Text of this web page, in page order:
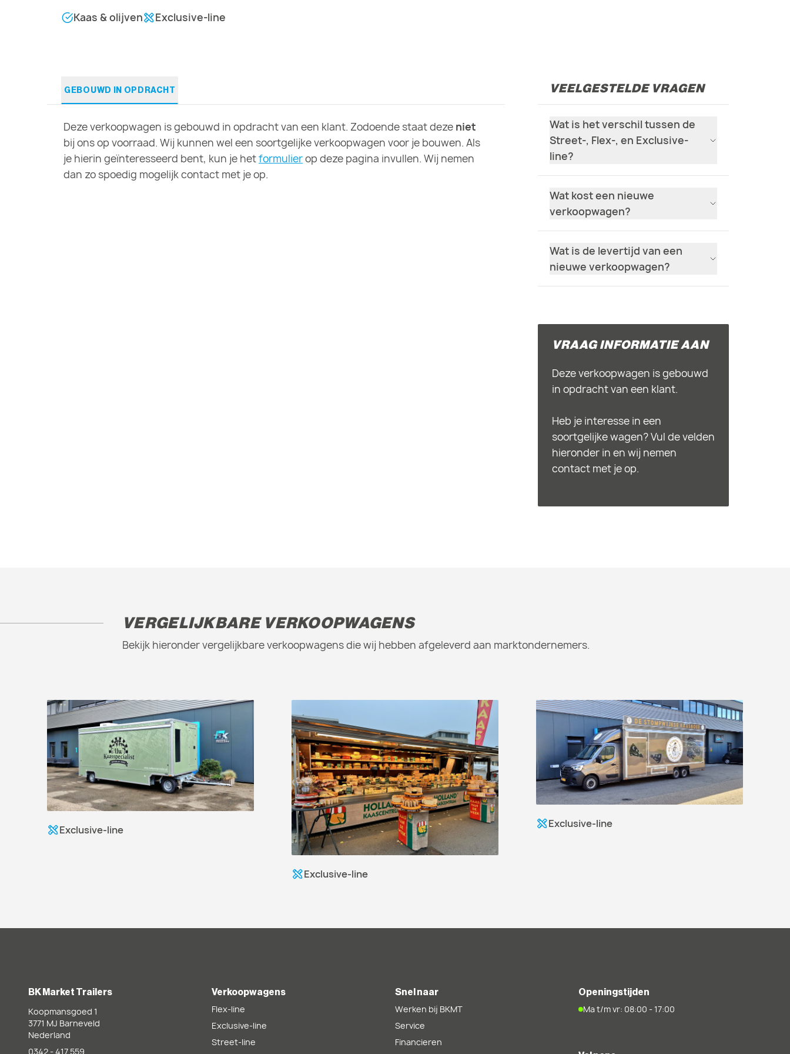
Kaas & olijven Exclusive-line
GEBOUWD IN OPDRACHT
Deze verkoopwagen is gebouwd in opdracht van een klant. Zodoende staat deze niet
bij ons op voorraad. Wij kunnen wel een soortgelijke verkoopwagen voor je bouwen. Als
je hierin geïnteresseerd bent, kun je hetformulierop deze pagina invullen. Wij nemen
dan zo spoedig mogelijk contact met je op.
VEELGESTELDE VRAGEN
Wat is het verschil tussen de
Street-, Flex-, en Exclusive-
line?
Wat kost een nieuwe
verkoopwagen?
Wat is de levertijd van een
nieuwe verkoopwagen?
VRAAG INFORMATIE AAN
Deze verkoopwagen is gebouwd
in opdracht van een klant.
Heb je interesse in een
soortgelijke wagen? Vul de velden
hieronder in en wij nemen
contact met je op.
VERGELIJKBARE VERKOOPWAGENS
Bekijk hieronder vergelijkbare verkoopwagens die wij hebben afgeleverd aan marktondernemers.
Exclusive-line
Exclusive-line
Exclusive-line
BK Market Trailers
Koopmansgoed 1
3771 MJ Barneveld
Nederland
0342 - 417 559
Verkoopwagens
Flex-line
Exclusive-line
Street-line
Snel naar
Werken bij BKMT
Service
Financieren
Openingstijden
Ma t/m vr: 08:00 - 17:00